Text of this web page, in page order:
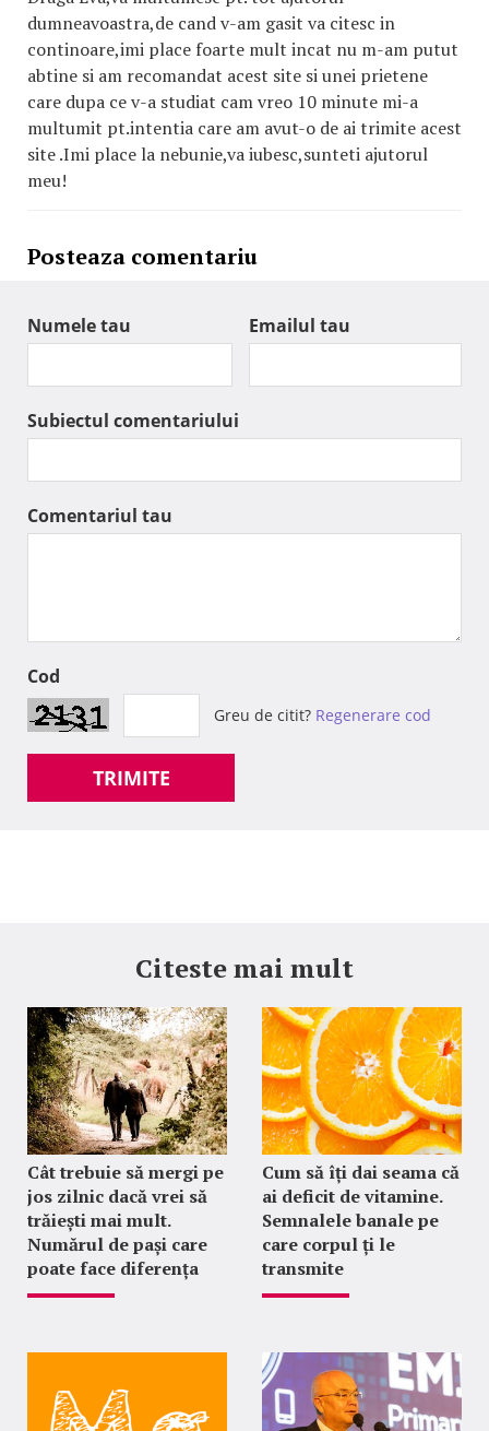
dumneavoastra,de cand v-am gasit va citesc in
continoare,imi place foarte mult incat nu m-am putut
abtine si am recomandat acest site si unei prietene
care dupa ce v-a studiat cam vreo 10 minute mi-a
multumit pt.intentia care am avut-o de ai trimite acest
site .Imi place la nebunie,va iubesc,sunteti ajutorul
meu!
Posteaza comentariu
Numele tau Emailul tau
Subiectul comentariului
Comentariul tau
Cod
Greu de citit? Regenerare cod
TRIMITE
Citeste mai mult
Cât trebuie să mergi pe
jos zilnic dacă vrei să
trăiești mai mult.
Numărul de pași care
poate face diferența
Cum să îți dai seama că
ai deficit de vitamine.
Semnalele banale pe
care corpul ți le
transmite